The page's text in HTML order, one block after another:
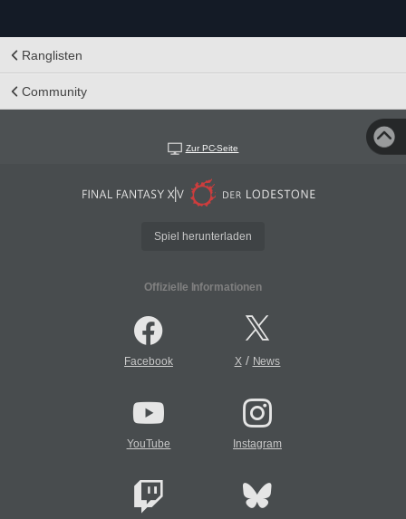
Ranglisten
Community
Zur PC-Seite
Spiel herunterladen
Offizielle Informationen
Facebook X/ News
YouTube Instagram